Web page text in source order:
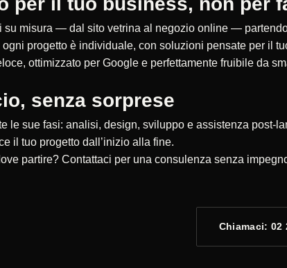
su misura — dal sito vetrina al negozio online —
progetto è individuale, con soluzioni pensate per il
ottimizzato per Google e perfettamente fruibile da
senza sorprese
le sue fasi: analisi, design, sviluppo e assistenza
il tuo progetto dall’inizio alla fine.
partire? Contattaci per una consulenza senza
Chiamaci: 02